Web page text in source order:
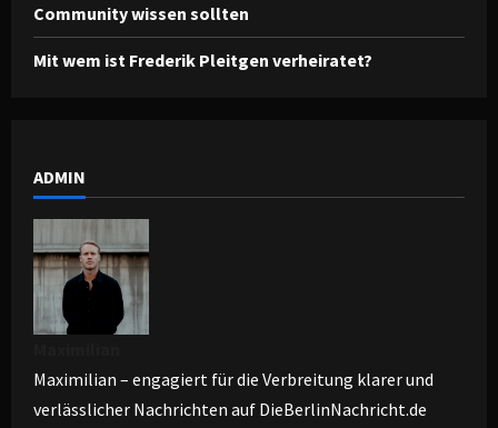
Community wissen sollten
Mit wem ist Frederik Pleitgen verheiratet?
ADMIN
Maximilian – engagiert für die Verbreitung klarer und
verlässlicher Nachrichten auf DieBerlinNachricht.de